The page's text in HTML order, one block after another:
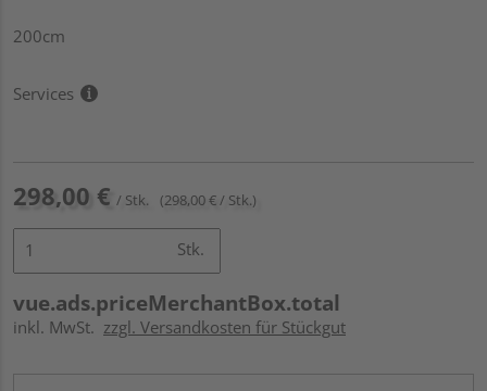
200cm
Services
298,00 € / Stk. (298,00 € / Stk.)
Stk.
vue.ads.priceMerchantBox.total
inkl. MwSt. zzgl. Versandkosten für Stückgut